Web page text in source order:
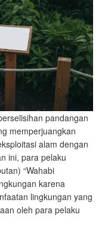
pandangan
memperjuangkan
alam dengan
ini, para pelaku
“Wahabi
karena
lingkungan yang
oleh para pelaku